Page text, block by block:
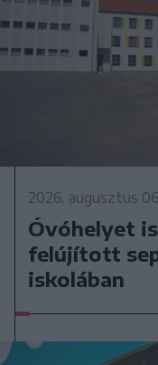
2026. augusztus
Óvóhelyet
felújított
iskolában